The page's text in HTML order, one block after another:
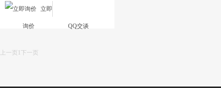
立即
询价 QQ交谈
上一页 下一页